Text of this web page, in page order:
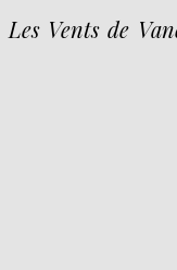
Les Vents de